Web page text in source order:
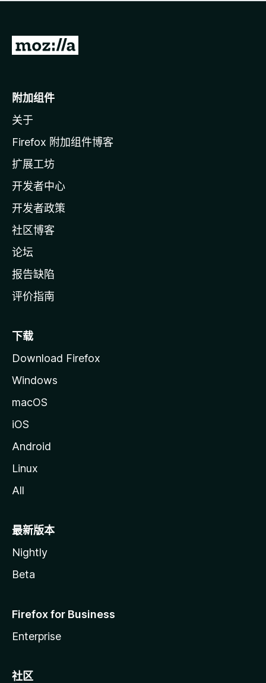
无
转
o
i
l
a
主
页
附加组件
关于
Firefox 附加组件博客
扩展工坊
开发者中心
开发者政策
社区博客
论坛
报告缺陷
评价指南
下载
Download Firefox
Windows
macOS
iOS
Android
Linux
All
最新版本
Nightly
Beta
Firefox for Business
Enterprise
社区